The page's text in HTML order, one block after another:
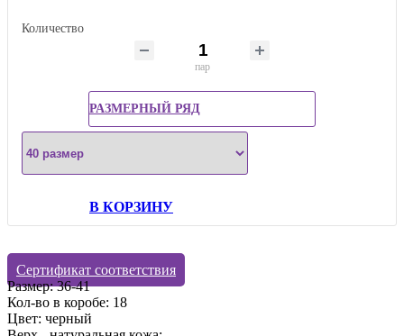
Количество
пар
РАЗМЕРНЫЙ РЯД
В КОРЗИНУ
Сертификат соответствия
Размер: 36-41
Кол-во в коробе: 18
Цвет: черный